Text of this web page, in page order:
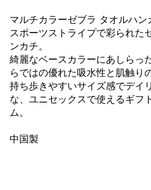
マルチカラーゼブラ タオルハン
スポーツストライプで彩られた
ンカチ。
綺麗なベースカラーにあしらっ
らではの優れた吸水性と肌触り
持ち歩きやすいサイズ感でデイ
な、ユニセックスで使えるギフ
ム。
中国製